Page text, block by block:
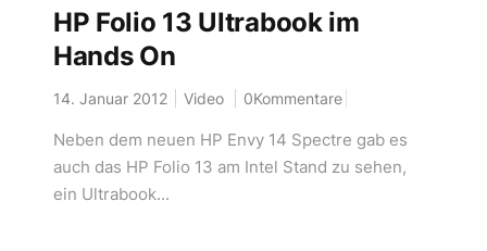
HP Folio 13 Ultrabook im
Hands On
14. Januar 2012 Video 0Kommentare
Neben dem neuen HP Envy 14 Spectre gab es
auch das HP Folio 13 am Intel Stand zu sehen,
ein Ultrabook...